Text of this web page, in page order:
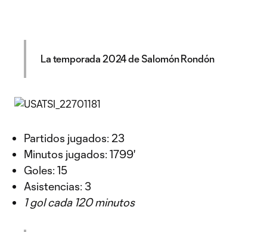
La temporada 2024 de Salomón Rondón
Partidos jugados: 23
Minutos jugados: 1799'
Goles: 15
Asistencias: 3
1 gol cada 120 minutos